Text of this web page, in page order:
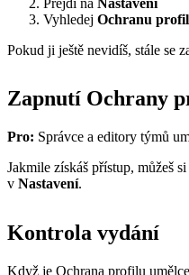
Vyhledej Ochranu
Pokud ji ještě nevidíš, stále se
Zapnutí Ochrany
Pro: Správce a editory týmů
Jakmile získáš přístup, můžeš
v Nastavení.
Kontrola vydání
Když je Ochrana profilu